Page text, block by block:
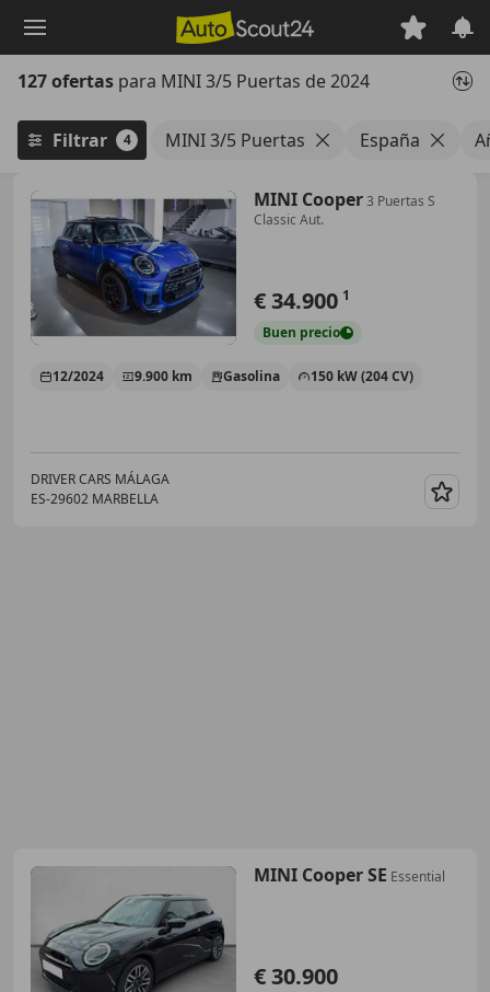
principal
127 ofertas para MINI 3/5 Puertas de 2024
Filtrar 4 MINI 3/5 Puertas España
MINI Cooper3 Puertas S
Classic Aut.
€ 34.900 1
Buen precio
12/2024 9.900 km Gasolina 150 kW (204 CV)
DRIVER CARS MÁLAGA
ES-29602 MARBELLA
MINI Cooper SE Essential
€ 30.900